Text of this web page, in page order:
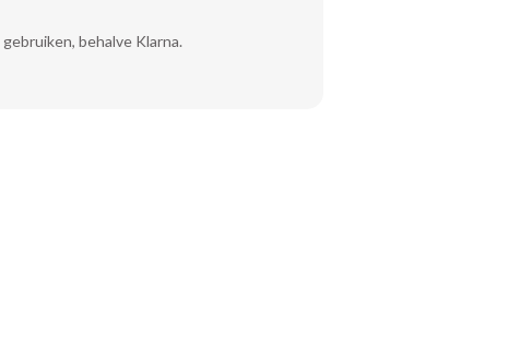
gebruiken, behalve Klarna.